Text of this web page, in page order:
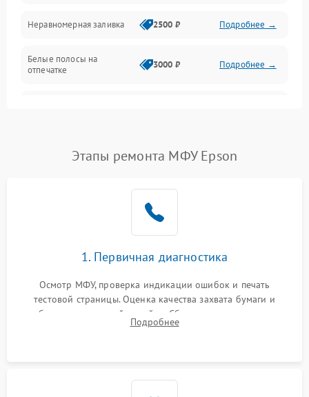
Дисплей и органы управления
Изображение
Неравномерная заливка 2500 ₽ Подробнее →
Белые полосы на
отпечатке
3000 ₽ Подробнее →
Этапы ремонта МФУ Epson
1. Первичная диагностика
Осмотр МФУ, проверка индикации ошибок и печать
тестовой страницы. Оценка качества захвата бумаги и
работы сканирующей линейки. Сбор данных о замятиях,
дефектах изображения или посторонних шумах при работе.
Подробнее